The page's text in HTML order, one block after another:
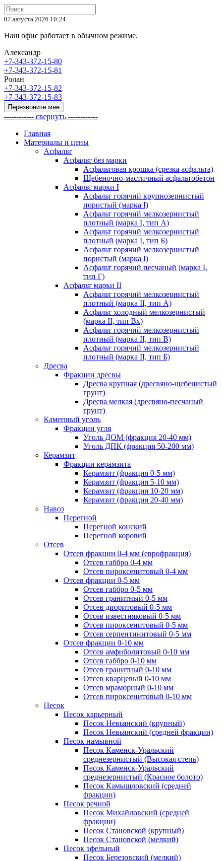
07 августа 2026 10:24
Наш офис работает в обычном режиме.
Александр
+7-343-372-15-80
+7-343-372-15-81
Ролан
+7-343-372-15-82
+7-343-372-15-83
Перезвоните мне
------------ свернуть ------------
Главная
Материалы и цены
Асфальт
Асфальт без марки
Асфальтовая крошка (срезка асфальта)
Щебеночно-мастичный асфальтобетон
Асфальт марки I
Асфальт горячий крупнозернистый
пористый (марка I)
Асфальт горячий мелкозернистый
плотный (марка I, тип А)
Асфальт горячий мелкозернистый
плотный (марка I, тип Б)
Асфальт горячий мелкозернистый
пористый (марка I)
Асфальт горячий песчаный (марка I,
тип Г)
Асфальт марки II
Асфальт горячий мелкозернистый
плотный (марка II, тип А)
Асфальт холодный мелкозернистый
(марка II, тип Вх)
Асфальт горячий мелкозернистый
плотный (марка II, тип В)
Асфальт горячий мелкозернистый
плотный (марка II, тип Б)
Дресва
Фракции дресвы
Дресва крупная (дресвяно-щебенистый
грунт)
Дресва мелкая (дресвяно-песчаный
грунт)
Каменный уголь
Фракции угля
Уголь ДОМ (фракция 20-40 мм)
Уголь ДПК (фракция 50-200 мм)
Керамзит
Фракции керамзита
Керамзит (фракция 0-5 мм)
Керамзит (фракция 5-10 мм)
Керамзит (фракция 10-20 мм)
Керамзит (фракция 20-40 мм)
Навоз
Перегной
Перегной конский
Перегной коровий
Отсев
Отсев фракции 0-4 мм (еврофракция)
Отсев габбро 0-4 мм
Отсев пироксенитовый 0-4 мм
Отсев фракции 0-5 мм
Отсев габбро 0-5 мм
Отсев гранитный 0-5 мм
Отсев диоритовый 0-5 мм
Отсев известняковый 0-5 мм
Отсев пироксенитовый 0-5 мм
Отсев серпентинитовый 0-5 мм
Отсев фракции 0-10 мм
Отсев амфиболитовый 0-10 мм
Отсев габбро 0-10 мм
Отсев гранитный 0-10 мм
Отсев кварцевый 0-10 мм
Отсев мраморный 0-10 мм
Отсев пироксенитовый 0-10 мм
Песок
Песок карьерный
Песок Невьянский (крупный)
Песок Невьянский (средней фракции)
Песок намывной
Песок Каменск-Уральский
среднезернистый (Высокая степь)
Песок Каменск-Уральский
среднезернистый (Красное болото)
Песок Камышловский (средней
фракции)
Песок речной
Песок Михайловский (средней
фракции)
Песок Становской (крупный)
Песок Становской (мелкий)
Песок эфельный
Песок Березовский (мелкий)